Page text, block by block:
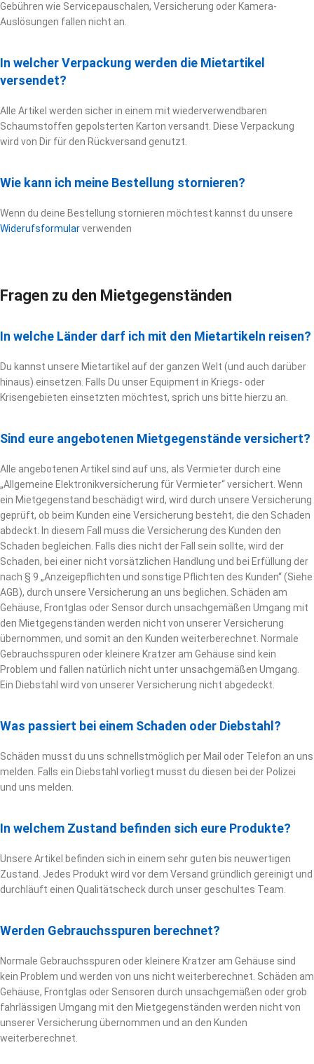
Gebühren wie Servicepauschalen, Versicherung oder Kamera-
Auslösungen fallen nicht an.
In welcher Verpackung werden die Mietartikel
versendet?
Alle Artikel werden sicher in einem mit wiederverwendbaren
Schaumstoffen gepolsterten Karton versandt. Diese Verpackung
wird von Dir für den Rückversand genutzt.
Wie kann ich meine Bestellung stornieren?
Wenn du deine Bestellung stornieren möchtest kannst du unsere
Widerufsformularverwenden
Fragen zu den Mietgegenständen
In welche Länder darf ich mit den Mietartikeln reisen?
Du kannst unsere Mietartikel auf der ganzen Welt (und auch darüber
hinaus) einsetzen. Falls Du unser Equipment in Kriegs- oder
Krisengebieten einsetzten möchtest, sprich uns bitte hierzu an.
Sind eure angebotenen Mietgegenstände versichert?
Alle angebotenen Artikel sind auf uns, als Vermieter durch eine
„Allgemeine Elektronikversicherung für Vermieter“ versichert. Wenn
ein Mietgegenstand beschädigt wird, wird durch unsere Versicherung
geprüft, ob beim Kunden eine Versicherung besteht, die den Schaden
abdeckt. In diesem Fall muss die Versicherung des Kunden den
Schaden begleichen. Falls dies nicht der Fall sein sollte, wird der
Schaden, bei einer nicht vorsätzlichen Handlung und bei Erfüllung der
nach § 9 „Anzeigepflichten und sonstige Pflichten des Kunden“ (Siehe
AGB), durch unsere Versicherung an uns beglichen. Schäden am
Gehäuse, Frontglas oder Sensor durch unsachgemäßen Umgang mit
den Mietgegenständen werden nicht von unserer Versicherung
übernommen, und somit an den Kunden weiterberechnet. Normale
Gebrauchsspuren oder kleinere Kratzer am Gehäuse sind kein
Problem und fallen natürlich nicht unter unsachgemäßen Umgang.
Ein Diebstahl wird von unserer Versicherung nicht abgedeckt.
Was passiert bei einem Schaden oder Diebstahl?
Schäden musst du uns schnellstmöglich per Mail oder Telefon an uns
melden. Falls ein Diebstahl vorliegt musst du diesen bei der Polizei
und uns melden.
In welchem Zustand befinden sich eure Produkte?
Unsere Artikel befinden sich in einem sehr guten bis neuwertigen
Zustand. Jedes Produkt wird vor dem Versand gründlich gereinigt und
durchläuft einen Qualitätscheck durch unser geschultes Team.
Werden Gebrauchsspuren berechnet?
Normale Gebrauchsspuren oder kleinere Kratzer am Gehäuse sind
kein Problem und werden von uns nicht weiterberechnet. Schäden am
Gehäuse, Frontglas oder Sensoren durch unsachgemäßen oder grob
fahrlässigen Umgang mit den Mietgegenständen werden nicht von
unserer Versicherung übernommen und an den Kunden
weiterberechnet.